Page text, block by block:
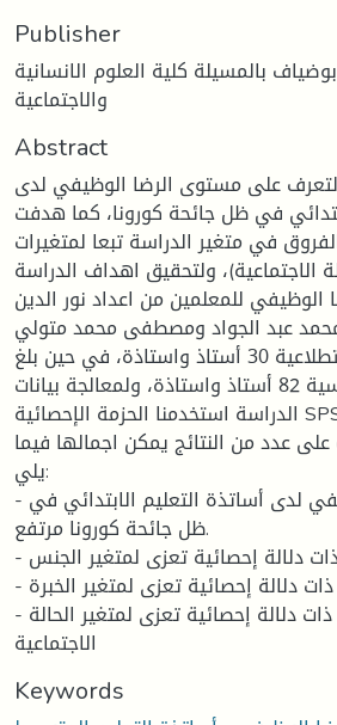
Publisher
بالمسيلة كلية العلوم الانسانية
والاجتماعية
Abstract
على مستوى الرضا الوظيفي لدى
في ظل جائحة كورونا، كما هدفت
في متغير الدراسة تبعا لمتغيرات
الاجتماعية)، ولتحقيق اهداف الدراسة
للمعلمين من اعداد نور الدين
عبد الجواد ومصطفى محمد متولي.
وبلغ حجم العينة الاستطلاعية 30 أستاذ واستاذة، في حين بلغ
حجم العينة الأساسية 82 أستاذ واستاذة، ولمعالجة بيانات
الدراسة استخدمنا الحزمة الإحصائية SPSS.
عدد من النتائج يمكن اجمالها فيما
يلي:
- مستوى الرضا الوظيفي لدى أساتذة التعليم الابتدائي في
ظل جائحة كورونا مرتفع.
- لا توجد فروق ذات دلالة إحصائية تعزى لمتغير الجنس.
- لا توجد فروق ذات دلالة إحصائية تعزى لمتغير الخبرة.
- لا توجد فروق ذات دلالة إحصائية تعزى لمتغير الحالة
الاجتماعية
Keywords